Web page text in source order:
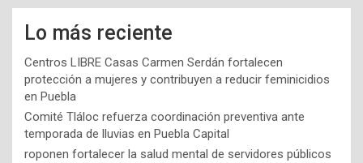
Lo más reciente
Centros LIBRE Casas Carmen Serdán fortalecen
protección a mujeres y contribuyen a reducir feminicidios
en Puebla
Comité Tláloc refuerza coordinación preventiva ante
temporada de lluvias en Puebla Capital
roponen fortalecer la salud mental de servidores públicos